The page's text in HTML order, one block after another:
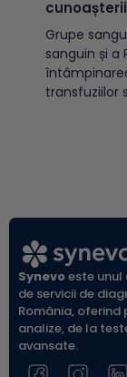
Grupe
sanguin și a
transfuziilor
Synevoeste unul
de servicii de
România, oferind
analize, de la
avansate.